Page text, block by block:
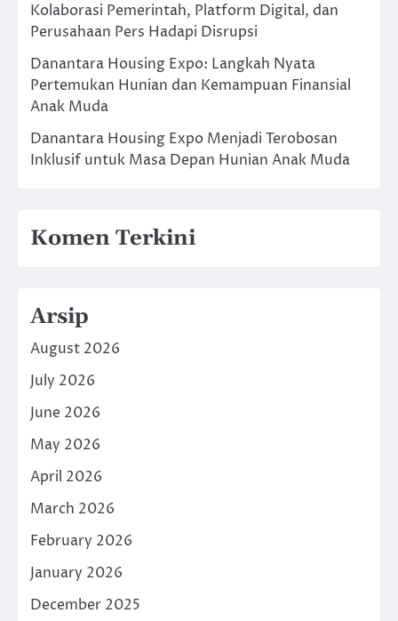
Kolaborasi Pemerintah, Platform Digital, dan
Perusahaan Pers Hadapi Disrupsi
Danantara Housing Expo: Langkah Nyata
Pertemukan Hunian dan Kemampuan Finansial
Anak Muda
Danantara Housing Expo Menjadi Terobosan
Inklusif untuk Masa Depan Hunian Anak Muda
Komen Terkini
Arsip
August 2026
July 2026
June 2026
May 2026
April 2026
March 2026
February 2026
January 2026
December 2025